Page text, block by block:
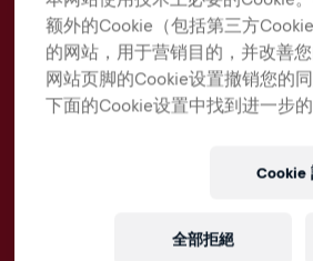
额外的Cookie（包括第三方
的网站，用于营销目的，并改善
网站页脚的Cookie设置撤销您的
下面的Cookie设置中找到进一步的
Cookie
全部拒絕